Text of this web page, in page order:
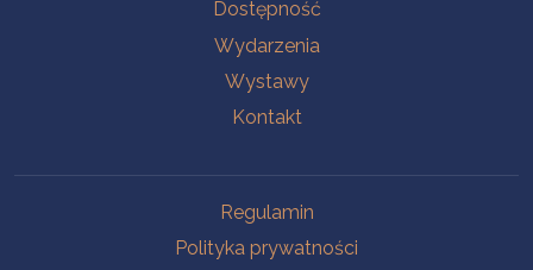
Dostępność
Wydarzenia
Wystawy
Kontakt
Regulamin
Polityka prywatności